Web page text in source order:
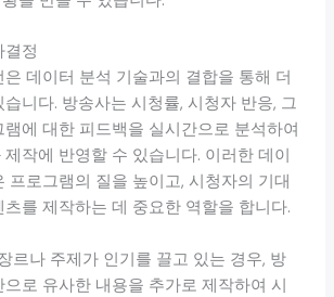
정
데이터 분석 기술과의 결합을 통해 더
니다. 방송사는 시청률, 시청자 반응, 그
에 대한 피드백을 실시간으로 분석하여
작에 반영할 수 있습니다. 이러한 데이
프로그램의 질을 높이고, 시청자의 기대
를 제작하는 데 중요한 역할을 합니다.
르나 주제가 인기를 끌고 있는 경우, 방
로 유사한 내용을 추가로 제작하여 시